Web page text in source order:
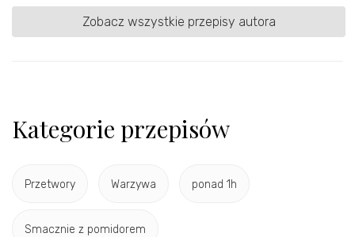
Zobacz wszystkie przepisy autora
Kategorie przepisów
Przetwory Warzywa ponad 1h
Smacznie z pomidorem